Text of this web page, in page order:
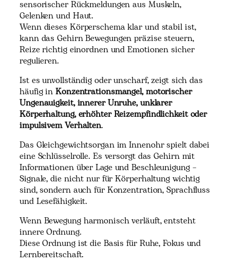
sensorischer Rückmeldungen aus Muskeln,
Gelenken und Haut.
Wenn dieses Körperschema klar und stabil ist,
kann das Gehirn Bewegungen präzise steuern,
Reize richtig einordnen und Emotionen sicher
regulieren.
Ist es unvollständig oder unscharf, zeigt sich das
häufig inKonzentrationsmangel, motorischer
Ungenauigkeit, innerer Unruhe, unklarer
Körperhaltung, erhöhter Reizempfindlichkeit oder
impulsivem Verhalten.
Das Gleichgewichtsorgan im Innenohr spielt dabei
eine Schlüsselrolle. Es versorgt das Gehirn mit
Informationen über Lage und Beschleunigung –
Signale, die nicht nur für Körperhaltung wichtig
sind, sondern auch für Konzentration, Sprachfluss
und Lesefähigkeit.
Wenn Bewegung harmonisch verläuft, entsteht
innere Ordnung.
Diese Ordnung ist die Basis für Ruhe, Fokus und
Lernbereitschaft.